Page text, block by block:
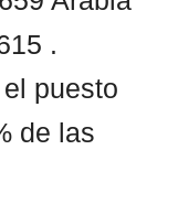
.
puesto
de las